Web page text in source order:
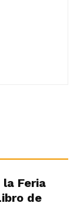
Feria
de